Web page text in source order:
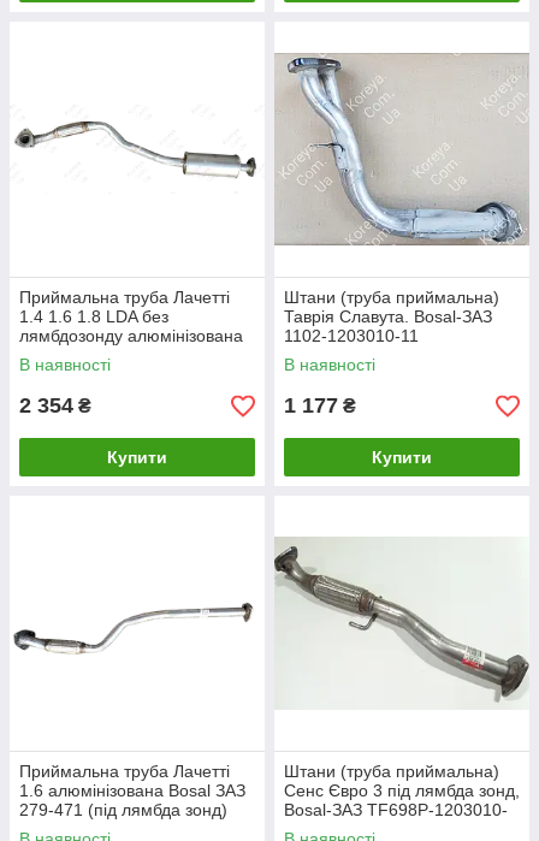
Приймальна труба Лачетті
1.4 1.6 1.8 LDA без
лямбдозонду алюмінізована
Bosal ЗАЗ 279-471L
В наявності
2 354 ₴
Купити
Штани (труба приймальна)
Таврія Славута. Bosal-ЗАЗ
1102-1203010-11
В наявності
1 177 ₴
Купити
Приймальна труба Лачетті
1.6 алюмінізована Bosal ЗАЗ
279-471 (під лямбда зонд)
без резонатора
Штани (труба приймальна)
Сенс Євро 3 під лямбда зонд,
Bosal-ЗАЗ ТF698P-1203010-
10